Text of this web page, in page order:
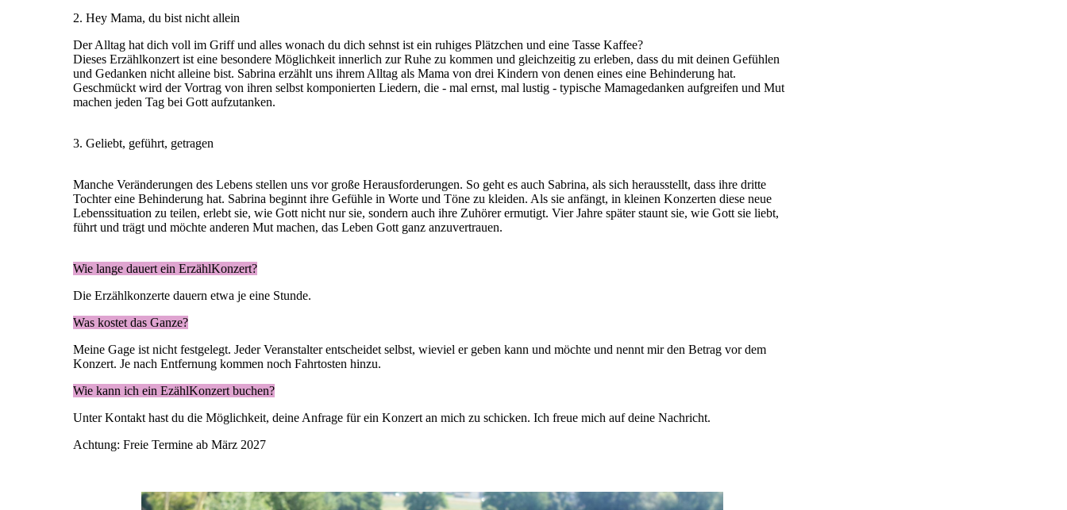
2. Hey Mama, du bist nicht allein
Der Alltag hat dich voll im Griff und alles wonach du dich sehnst ist ein ruhiges Plätzchen und eine Tasse Kaffee?
Dieses Erzählkonzert ist eine besondere Möglichkeit innerlich zur Ruhe zu kommen und gleichzeitig zu erleben, dass du mit deinen Gefühlen
und Gedanken nicht alleine bist. Sabrina erzählt uns ihrem Alltag als Mama von drei Kindern von denen eines eine Behinderung hat.
Geschmückt wird der Vortrag von ihren selbst komponierten Liedern, die - mal ernst, mal lustig - typische Mamagedanken aufgreifen und Mut
machen jeden Tag bei Gott aufzutanken.
3. Geliebt, geführt, getragen
Manche Veränderungen des Lebens stellen uns vor große Herausforderungen. So geht es auch Sabrina, als sich herausstellt, dass ihre dritte
Tochter eine Behinderung hat. Sabrina beginnt ihre Gefühle in Worte und Töne zu kleiden. Als sie anfängt, in kleinen Konzerten diese neue
Lebenssituation zu teilen, erlebt sie, wie Gott nicht nur sie, sondern auch ihre Zuhörer ermutigt. Vier Jahre später staunt sie, wie Gott sie liebt,
führt und trägt und möchte anderen Mut machen, das Leben Gott ganz anzuvertrauen.
Wie lange dauert ein ErzählKonzert?
Die Erzählkonzerte dauern etwa je eine Stunde.
Was kostet das Ganze?
Meine Gage ist nicht festgelegt. Jeder Veranstalter entscheidet selbst, wieviel er geben kann und möchte und nennt mir den Betrag vor dem
Konzert. Je nach Entfernung kommen noch Fahrtosten hinzu.
Wie kann ich ein EzählKonzert buchen?
Unter Kontakt hast du die Möglichkeit, deine Anfrage für ein Konzert an mich zu schicken. Ich freue mich auf deine Nachricht.
Achtung: Freie Termine ab März 2027